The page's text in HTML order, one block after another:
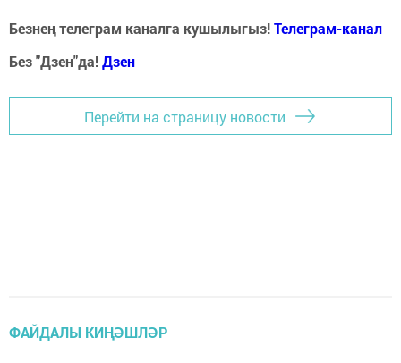
Безнең телеграм каналга кушылыгыз!Телеграм-канал
Без "Дзен"да!Дзен
Перейти на страницу новости
ФАЙДАЛЫ КИҢӘШЛӘР